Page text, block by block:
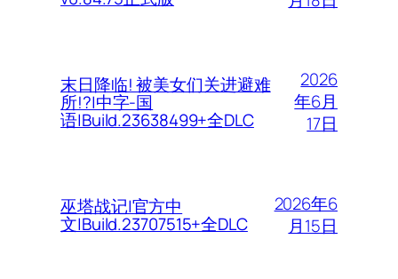
末日降临! 被美女们关进避难
所!?|中字-国
语|Build.23638499+全DLC
2026
年6月
17日
巫塔战记|官方中
文|Build.23707515+全DLC
2026年6
月15日